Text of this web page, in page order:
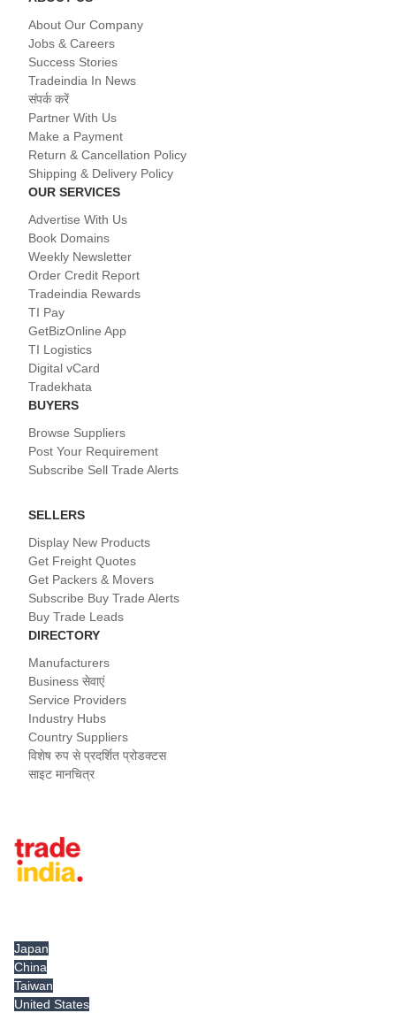
About Our Company
Jobs & Careers
Success Stories
Tradeindia In News
संपर्क करें
Partner With Us
Make a Payment
Return & Cancellation Policy
Shipping & Delivery Policy
OUR SERVICES
Advertise With Us
Book Domains
Weekly Newsletter
Order Credit Report
Tradeindia Rewards
TI Pay
GetBizOnline App
TI Logistics
Digital vCard
Tradekhata
BUYERS
Browse Suppliers
Post Your Requirement
Subscribe Sell Trade Alerts
SELLERS
Display New Products
Get Freight Quotes
Get Packers & Movers
Subscribe Buy Trade Alerts
Buy Trade Leads
DIRECTORY
Manufacturers
Business सेवाएं
Service Providers
Industry Hubs
Country Suppliers
विशेष रुप से प्रदर्शित प्रोडक्टस
साइट मानचित्र
Japan
China
Taiwan
United States